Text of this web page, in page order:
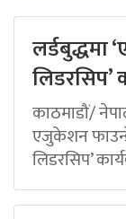
लर्डबुद्धमा
लिडरसिप’
काठमाडौं/
एजुकेशन
लिडरसिप’